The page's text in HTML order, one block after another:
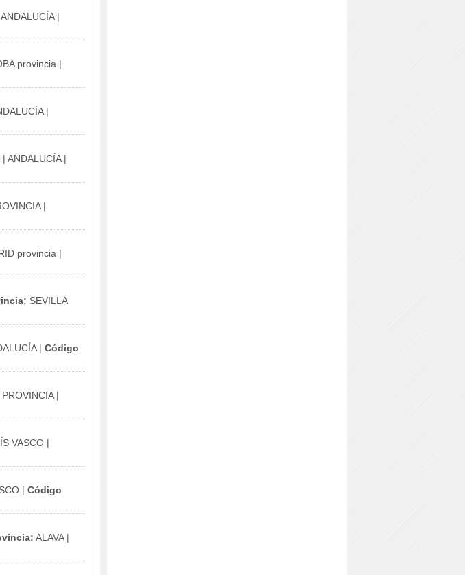
|
provincia |
|
ANDALUCÍA |
|
provincia |
SEVILLA
| Código
|
VASCO |
| Código
ALAVA |